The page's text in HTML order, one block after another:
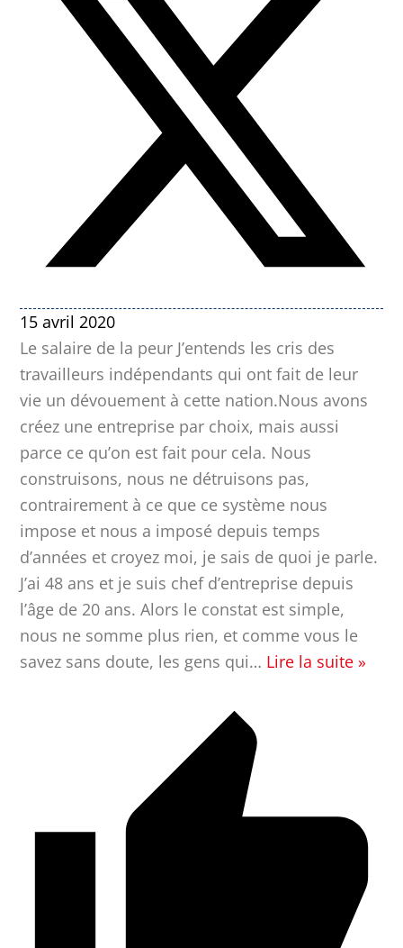
15 avril 2020
Le salaire de la peur J’entends les cris des
travailleurs indépendants qui ont fait de leur
vie un dévouement à cette nation.Nous avons
créez une entreprise par choix, mais aussi
parce ce qu’on est fait pour cela. Nous
construisons, nous ne détruisons pas,
contrairement à ce que ce système nous
impose et nous a imposé depuis temps
d’années et croyez moi, je sais de quoi je parle.
J’ai 48 ans et je suis chef d’entreprise depuis
l’âge de 20 ans. Alors le constat est simple,
nous ne somme plus rien, et comme vous le
savez sans doute, les gens qui… Lire la suite »